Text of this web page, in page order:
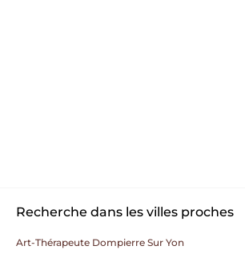
Recherche dans les villes proches
Art-Thérapeute Dompierre Sur Yon